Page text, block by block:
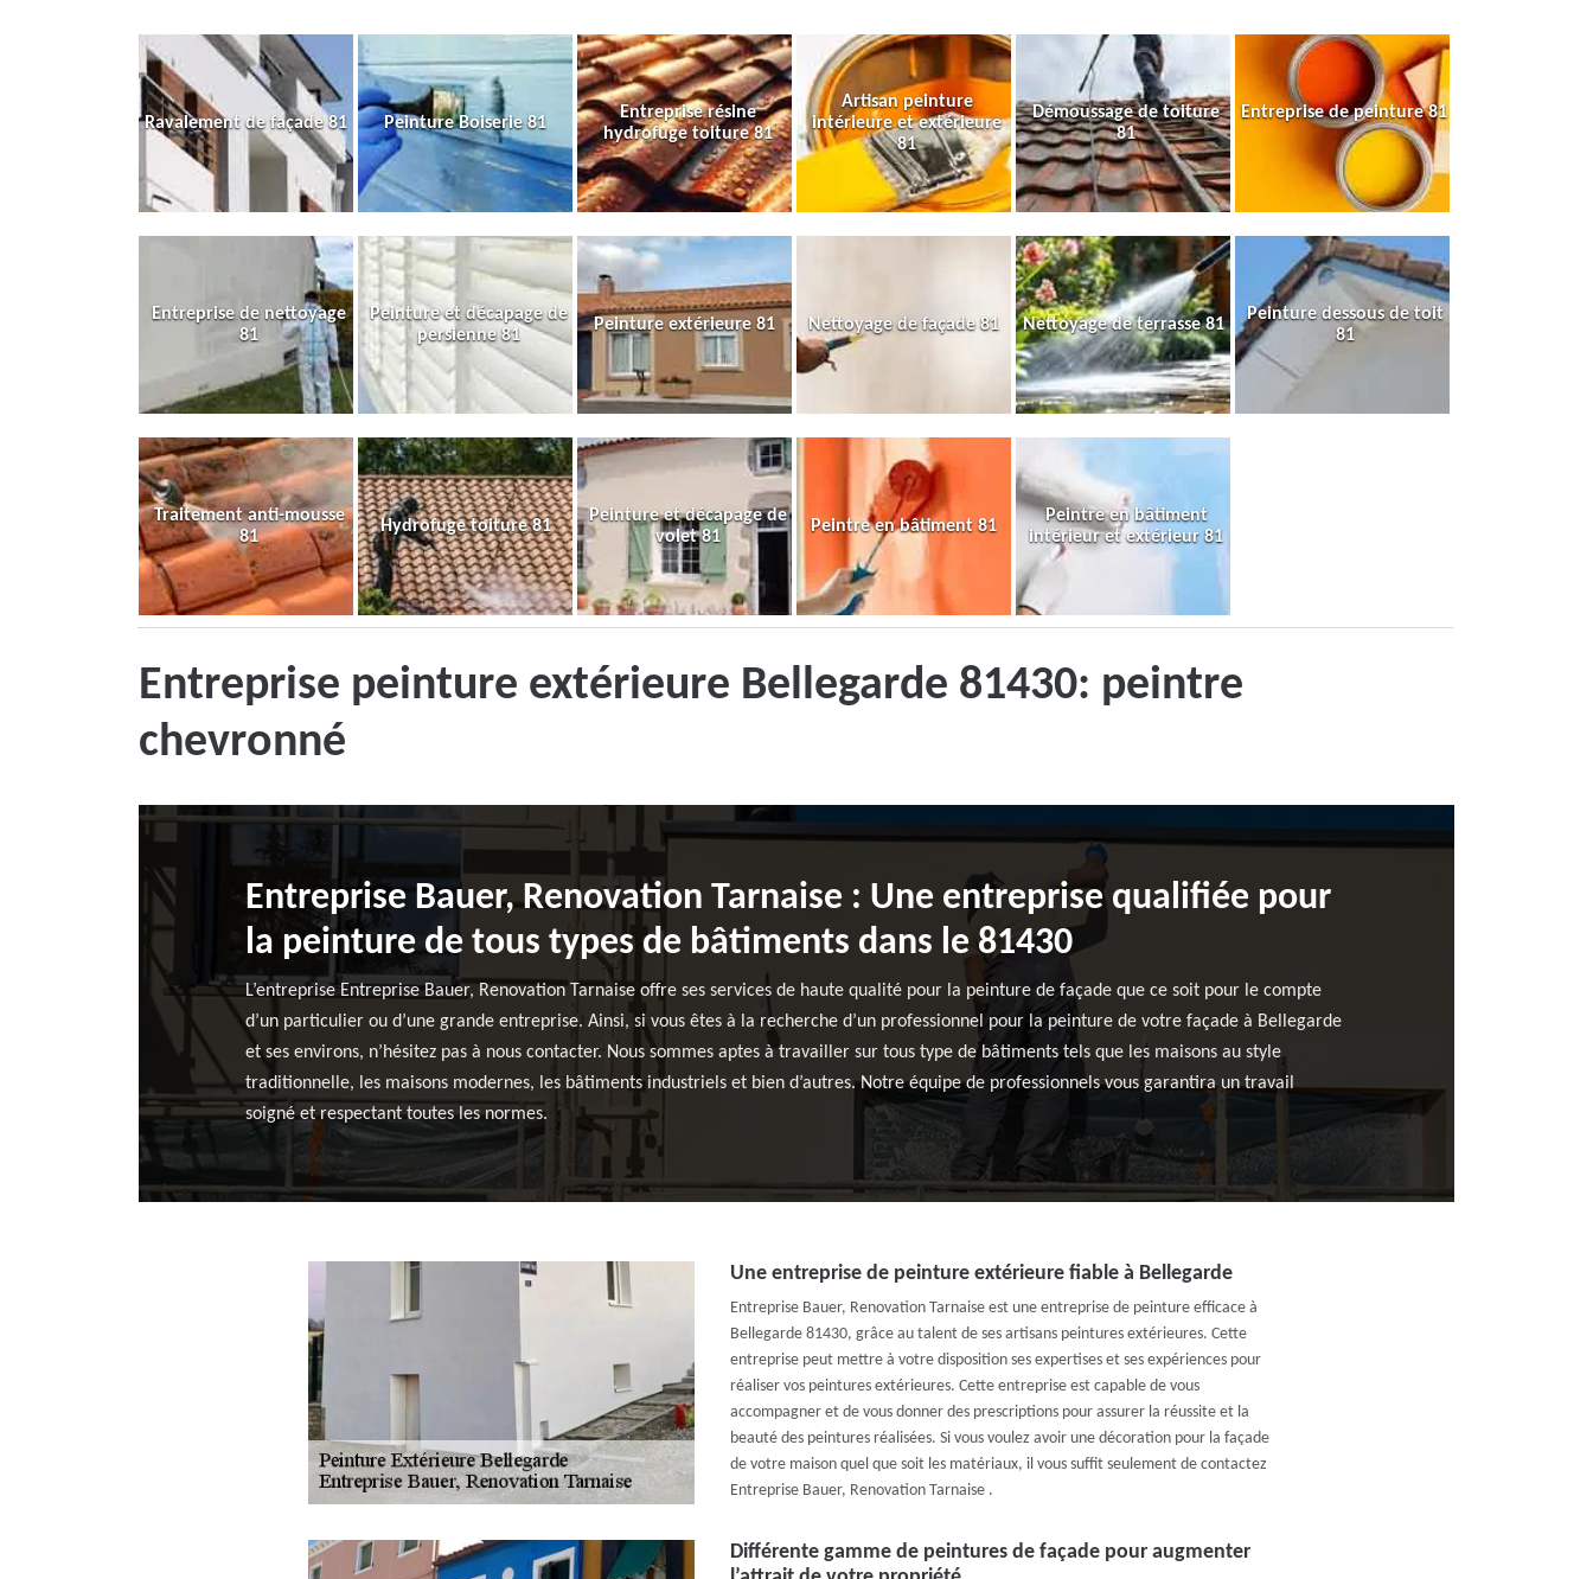
Ravalement de façade 81 Peinture Boiserie 81
Entreprise résine
hydrofuge toiture 81
Artisan peinture
intérieure et extérieure
81
Démoussage de toiture
81
Entreprise de peinture 81
Entreprise de nettoyage
81
Peinture et décapage de
persienne 81
Peinture extérieure 81 Nettoyage de façade 81 Nettoyage de terrasse 81
Peinture dessous de toit
81
Traitement anti-mousse
81
Hydrofuge toiture 81
Peinture et décapage de
volet 81
Peintre en bâtiment 81
Peintre en bâtiment
intérieur et extérieur 81
Entreprise peinture extérieure Bellegarde 81430: peintre
chevronné
Entreprise Bauer, Renovation Tarnaise : Une entreprise qualifiée pour
la peinture de tous types de bâtiments dans le 81430
L’entreprise Entreprise Bauer, Renovation Tarnaise offre ses services de haute qualité pour la peinture de façade que ce soit pour le compte
d’un particulier ou d’une grande entreprise. Ainsi, si vous êtes à la recherche d’un professionnel pour la peinture de votre façade à Bellegarde
et ses environs, n’hésitez pas à nous contacter. Nous sommes aptes à travailler sur tous type de bâtiments tels que les maisons au style
traditionnelle, les maisons modernes, les bâtiments industriels et bien d’autres. Notre équipe de professionnels vous garantira un travail
soigné et respectant toutes les normes.
Une entreprise de peinture extérieure fiable à Bellegarde
Entreprise Bauer, Renovation Tarnaise est une entreprise de peinture efficace à
Bellegarde 81430, grâce au talent de ses artisans peintures extérieures. Cette
entreprise peut mettre à votre disposition ses expertises et ses expériences pour
réaliser vos peintures extérieures. Cette entreprise est capable de vous
accompagner et de vous donner des prescriptions pour assurer la réussite et la
beauté des peintures réalisées. Si vous voulez avoir une décoration pour la façade
de votre maison quel que soit les matériaux, il vous suffit seulement de contactez
Entreprise Bauer, Renovation Tarnaise .
Différente gamme de peintures de façade pour augmenter